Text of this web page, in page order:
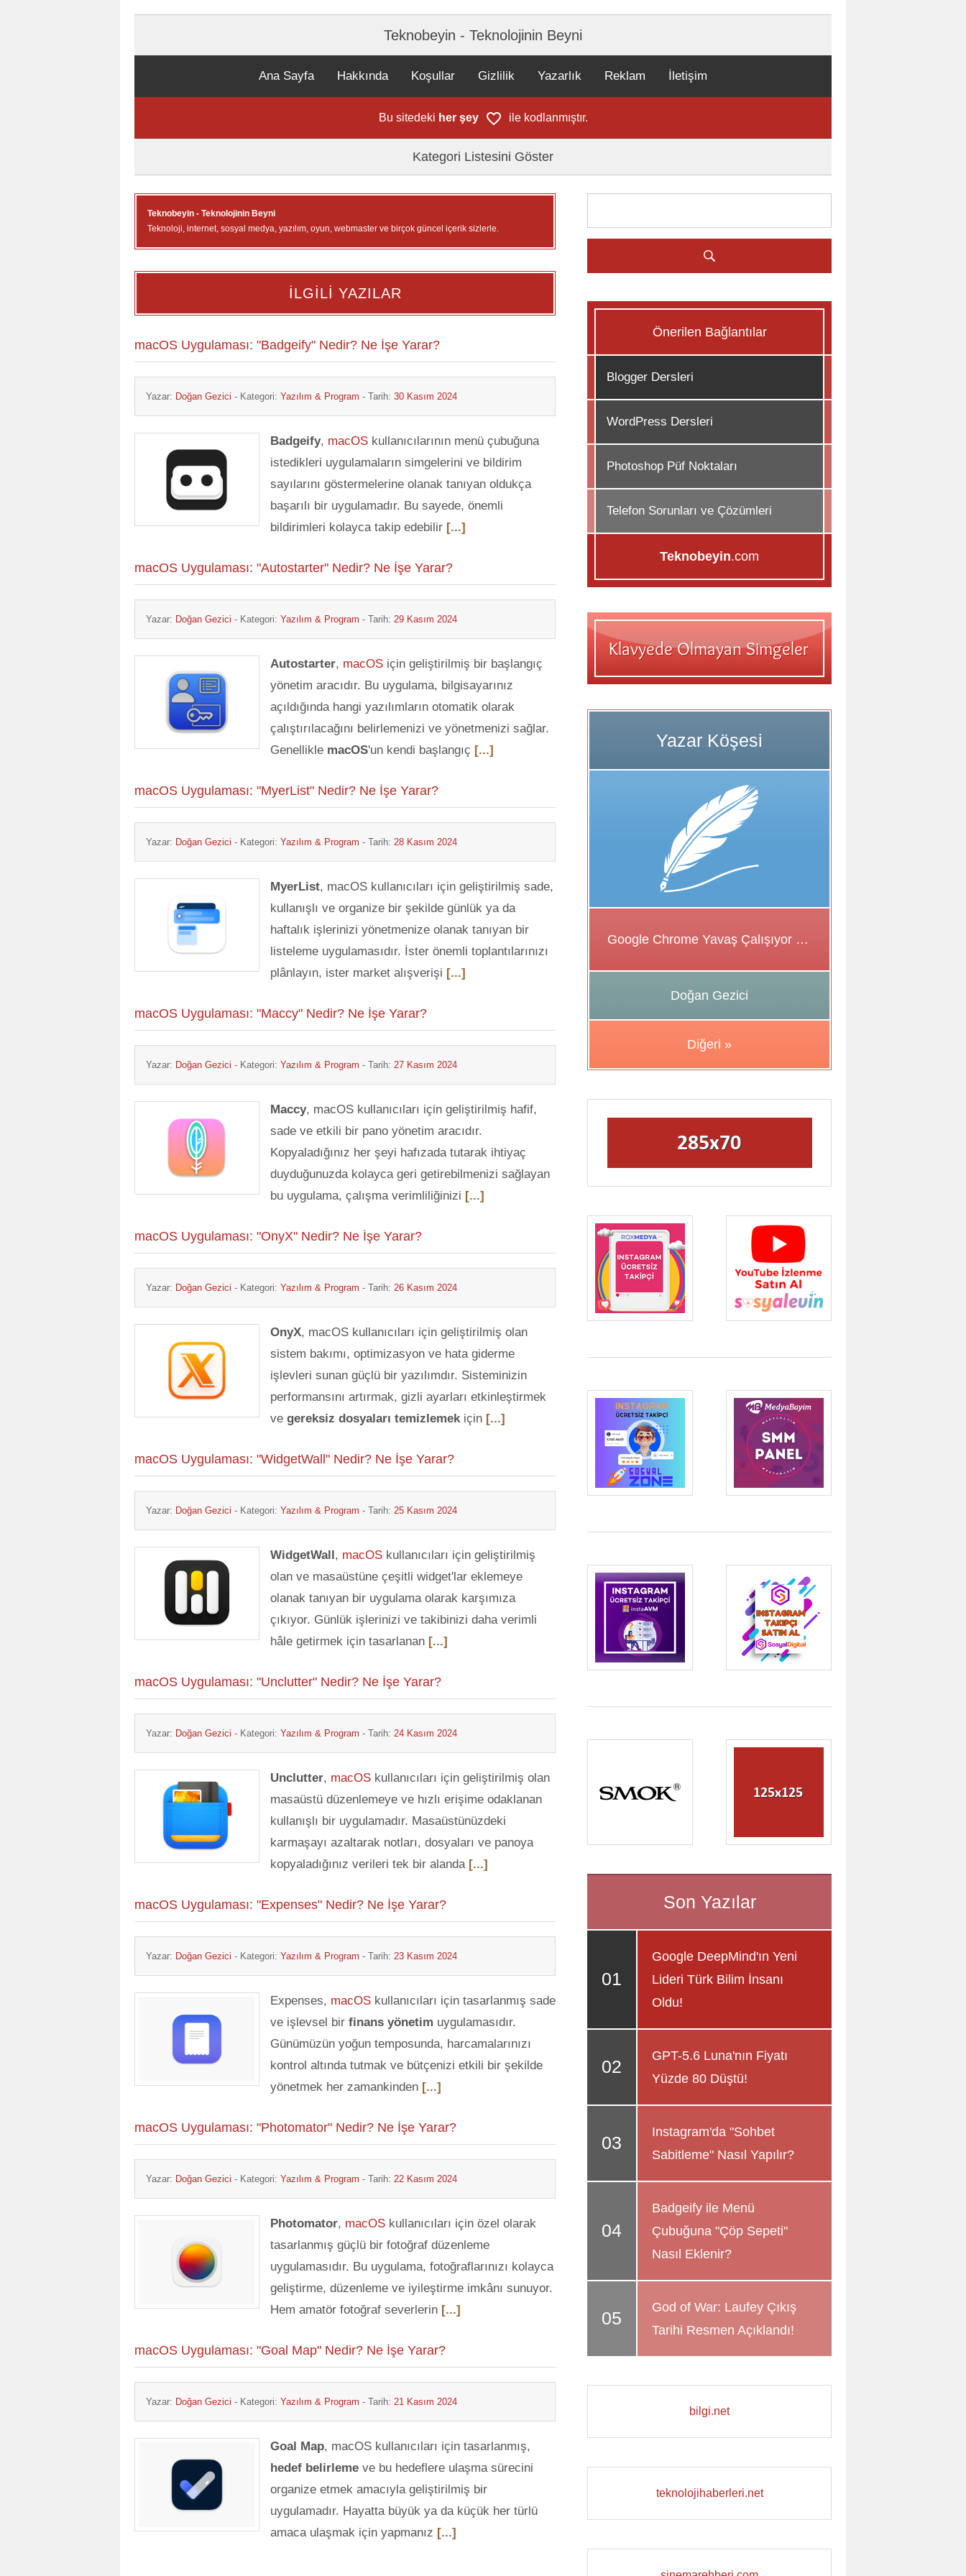
Teknobeyin - Teknolojinin Beyni
Ana Sayfa Hakkında Koşullar Gizlilik Yazarlık Reklam İletişim
Bu sitedeki her şey ile kodlanmıştır.
Kategori Listesini Göster
Teknobeyin - Teknolojinin Beyni
Teknoloji, internet, sosyal medya, yazılım, oyun, webmaster ve birçok güncel içerik sizlerle.
İLGİLİ YAZILAR
macOS Uygulaması: "Badgeify" Nedir? Ne İşe Yarar?
Yazar: Doğan Gezici - Kategori: Yazılım & Program - Tarih: 30 Kasım 2024
Badgeify, macOS kullanıcılarının menü çubuğuna
istedikleri uygulamaların simgelerini ve bildirim
sayılarını göstermelerine olanak tanıyan oldukça
başarılı bir uygulamadır. Bu sayede, önemli
bildirimleri kolayca takip edebilir [...]
macOS Uygulaması: "Autostarter" Nedir? Ne İşe Yarar?
Yazar: Doğan Gezici - Kategori: Yazılım & Program - Tarih: 29 Kasım 2024
Autostarter, macOS için geliştirilmiş bir başlangıç
yönetim aracıdır. Bu uygulama, bilgisayarınız
açıldığında hangi yazılımların otomatik olarak
çalıştırılacağını belirlemenizi ve yönetmenizi sağlar.
Genellikle macOS'un kendi başlangıç [...]
macOS Uygulaması: "MyerList" Nedir? Ne İşe Yarar?
Yazar: Doğan Gezici - Kategori: Yazılım & Program - Tarih: 28 Kasım 2024
MyerList, macOS kullanıcıları için geliştirilmiş sade,
kullanışlı ve organize bir şekilde günlük ya da
haftalık işlerinizi yönetmenize olanak tanıyan bir
listeleme uygulamasıdır. İster önemli toplantılarınızı
plânlayın, ister market alışverişi [...]
macOS Uygulaması: "Maccy" Nedir? Ne İşe Yarar?
Yazar: Doğan Gezici - Kategori: Yazılım & Program - Tarih: 27 Kasım 2024
Maccy, macOS kullanıcıları için geliştirilmiş hafif,
sade ve etkili bir pano yönetim aracıdır.
Kopyaladığınız her şeyi hafızada tutarak ihtiyaç
duyduğunuzda kolayca geri getirebilmenizi sağlayan
bu uygulama, çalışma verimliliğinizi [...]
macOS Uygulaması: "OnyX" Nedir? Ne İşe Yarar?
Yazar: Doğan Gezici - Kategori: Yazılım & Program - Tarih: 26 Kasım 2024
OnyX, macOS kullanıcıları için geliştirilmiş olan
sistem bakımı, optimizasyon ve hata giderme
işlevleri sunan güçlü bir yazılımdır. Sisteminizin
performansını artırmak, gizli ayarları etkinleştirmek
ve gereksiz dosyaları temizlemekiçin [...]
macOS Uygulaması: "WidgetWall" Nedir? Ne İşe Yarar?
Yazar: Doğan Gezici - Kategori: Yazılım & Program - Tarih: 25 Kasım 2024
WidgetWall, macOS kullanıcıları için geliştirilmiş
olan ve masaüstüne çeşitli widget'lar eklemeye
olanak tanıyan bir uygulama olarak karşımıza
çıkıyor. Günlük işlerinizi ve takibinizi daha verimli
hâle getirmek için tasarlanan [...]
macOS Uygulaması: "Unclutter" Nedir? Ne İşe Yarar?
Yazar: Doğan Gezici - Kategori: Yazılım & Program - Tarih: 24 Kasım 2024
Unclutter, macOS kullanıcıları için geliştirilmiş olan
masaüstü düzenlemeye ve hızlı erişime odaklanan
kullanışlı bir uygulamadır. Masaüstünüzdeki
karmaşayı azaltarak notları, dosyaları ve panoya
kopyaladığınız verileri tek bir alanda [...]
macOS Uygulaması: "Expenses" Nedir? Ne İşe Yarar?
Yazar: Doğan Gezici - Kategori: Yazılım & Program - Tarih: 23 Kasım 2024
Expenses, macOS kullanıcıları için tasarlanmış sade
ve işlevsel bir finans yönetim uygulamasıdır.
Günümüzün yoğun temposunda, harcamalarınızı
kontrol altında tutmak ve bütçenizi etkili bir şekilde
yönetmek her zamankinden [...]
macOS Uygulaması: "Photomator" Nedir? Ne İşe Yarar?
Yazar: Doğan Gezici - Kategori: Yazılım & Program - Tarih: 22 Kasım 2024
Photomator, macOS kullanıcıları için özel olarak
tasarlanmış güçlü bir fotoğraf düzenleme
uygulamasıdır. Bu uygulama, fotoğraflarınızı kolayca
geliştirme, düzenleme ve iyileştirme imkânı sunuyor.
Hem amatör fotoğraf severlerin [...]
macOS Uygulaması: "Goal Map" Nedir? Ne İşe Yarar?
Yazar: Doğan Gezici - Kategori: Yazılım & Program - Tarih: 21 Kasım 2024
Goal Map, macOS kullanıcıları için tasarlanmış,
hedef belirleme ve bu hedeflere ulaşma sürecini
organize etmek amacıyla geliştirilmiş bir
uygulamadır. Hayatta büyük ya da küçük her türlü
amaca ulaşmak için yapmanız [...]
Önerilen Bağlantılar
Blogger Dersleri
WordPress Dersleri
Photoshop Püf Noktaları
Telefon Sorunları ve Çözümleri
Teknobeyin.com
Google Chrome Yavaş Çalışıyor Sorunu için Çözüm Önerileri
Doğan Gezici
Diğeri »
Google DeepMind'ın Yeni
Lideri Türk Bilim İnsanı
Oldu!
GPT-5.6 Luna'nın Fiyatı
Yüzde 80 Düştü!
Instagram'da "Sohbet
Sabitleme" Nasıl Yapılır?
Badgeify ile Menü
Çubuğuna "Çöp Sepeti"
Nasıl Eklenir?
God of War: Laufey Çıkış
Tarihi Resmen Açıklandı!
bilgi.net
teknolojihaberleri.net